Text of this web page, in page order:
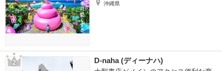
沖縄県
D-naha (ディーナハ)